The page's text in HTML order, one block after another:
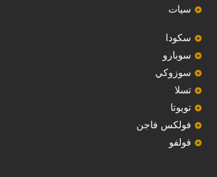
سيات
سكودا
‏سوبارو‏
سوزوكي
تسلا
تويوتا
فولكس فاجن
فولفو